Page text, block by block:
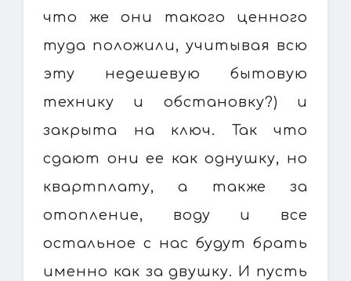
что же они такого ценного
туда положили, учитывая всю
эту недешевую бытовую
технику и обстановку?) и
закрыта на ключ. Так что
сдают они ее как однушку, но
квартплату, а также за
отопление, воду и все
остальное с нас будут брать
именно как за двушку. И пусть